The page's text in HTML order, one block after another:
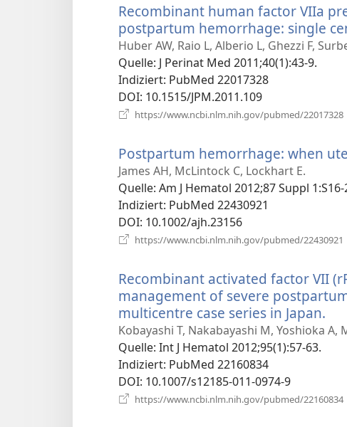
Recombinant human factor VIIa
postpartum hemorrhage: single
Huber AW, Raio L, Alberio L, Ghezzi F,
Quelle‎: J Perinat Med 2011;40(1):43-9.
Indiziert‎: PubMed 22017328
DOI‎: 10.1515/JPM.2011.109
https://www.ncbi.nlm.nih.gov/pubmed/22017328
Postpartum hemorrhage: when
James AH, McLintock C, Lockhart E.
Quelle‎: Am J Hematol 2012;87 Suppl 1:S16-
Indiziert‎: PubMed 22430921
DOI‎: 10.1002/ajh.23156
https://www.ncbi.nlm.nih.gov/pubmed/22430921
Recombinant activated factor VII
management of severe
multicentre case series in Japan.
Kobayashi T, Nakabayashi M, Yoshioka A,
Quelle‎: Int J Hematol 2012;95(1):57-63.
Indiziert‎: PubMed 22160834
DOI‎: 10.1007/s12185-011-0974-9
https://www.ncbi.nlm.nih.gov/pubmed/22160834